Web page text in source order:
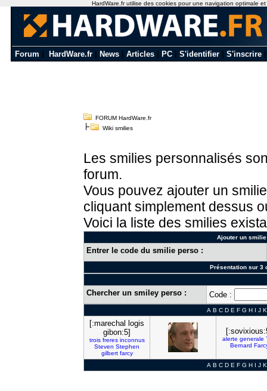
Forum HardWare.fr News Articles PC S'identifier S'inscrire
FORUM HardWare.fr
Wiki smilies
Les smilies personnalisés
forum.
Vous pouvez ajouter un
cliquant simplement dessus
Voici la liste des smilies
Ajouter un
Entrer le code du smilie perso :
Présentation sur 3
Chercher un smiley perso : Code :
A B C D E F G H I J K
[:marechal logis
gibon:5]
trois freres inconnus
Steven Stephen
gilbert farcy
alerte generale
Bernard
A B C D E F G H I J K
HardWare.fr utilise des cookies pour une navigation optimale